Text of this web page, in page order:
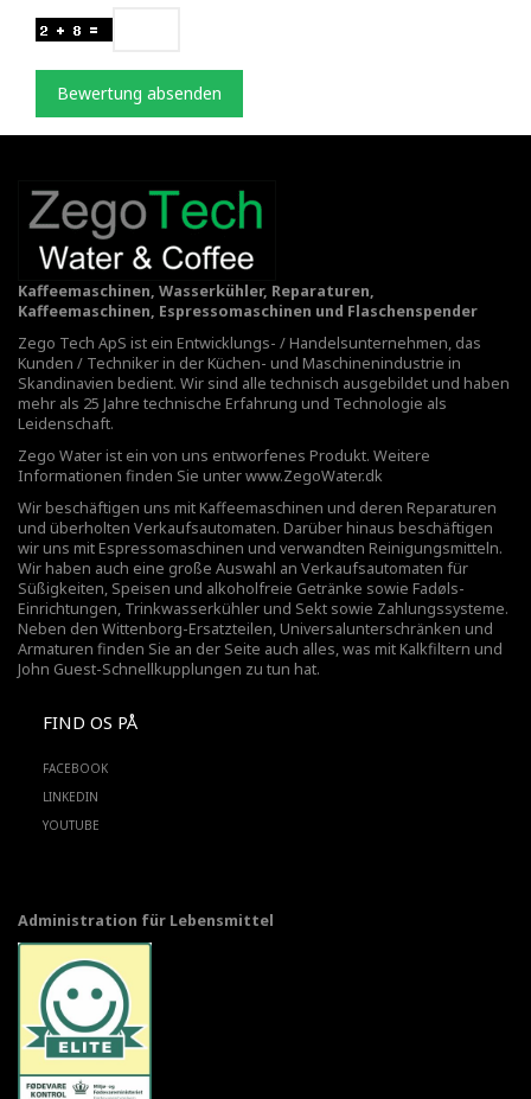
Bewertung absenden
Kaffeemaschinen, Wasserkühler, Reparaturen,
Kaffeemaschinen, Espressomaschinen und Flaschenspender
Zego Tech ApS ist ein Entwicklungs- / Handelsunternehmen, das
Kunden / Techniker in der Küchen- und Maschinenindustrie in
Skandinavien bedient. Wir sind alle technisch ausgebildet und haben
mehr als 25 Jahre technische Erfahrung und Technologie als
Leidenschaft.
Zego Water ist ein von uns entworfenes Produkt. Weitere
Informationen finden Sie unterwww.ZegoWater.dk
Wir beschäftigen uns mit Kaffeemaschinen und deren Reparaturen
und überholten Verkaufsautomaten. Darüber hinaus beschäftigen
wir uns mit Espressomaschinen und verwandten Reinigungsmitteln.
Wir haben auch eine große Auswahl an Verkaufsautomaten für
Süßigkeiten, Speisen und alkoholfreie Getränke sowie Fadøls-
Einrichtungen, Trinkwasserkühler und Sekt sowie Zahlungssysteme.
Neben den Wittenborg-Ersatzteilen, Universalunterschränken und
Armaturen finden Sie an der Seite auch alles, was mit Kalkfiltern und
John Guest-Schnellkupplungen zu tun hat.
FIND OS PÅ
FACEBOOK
LINKEDIN
YOUTUBE
Administration für Lebensmittel